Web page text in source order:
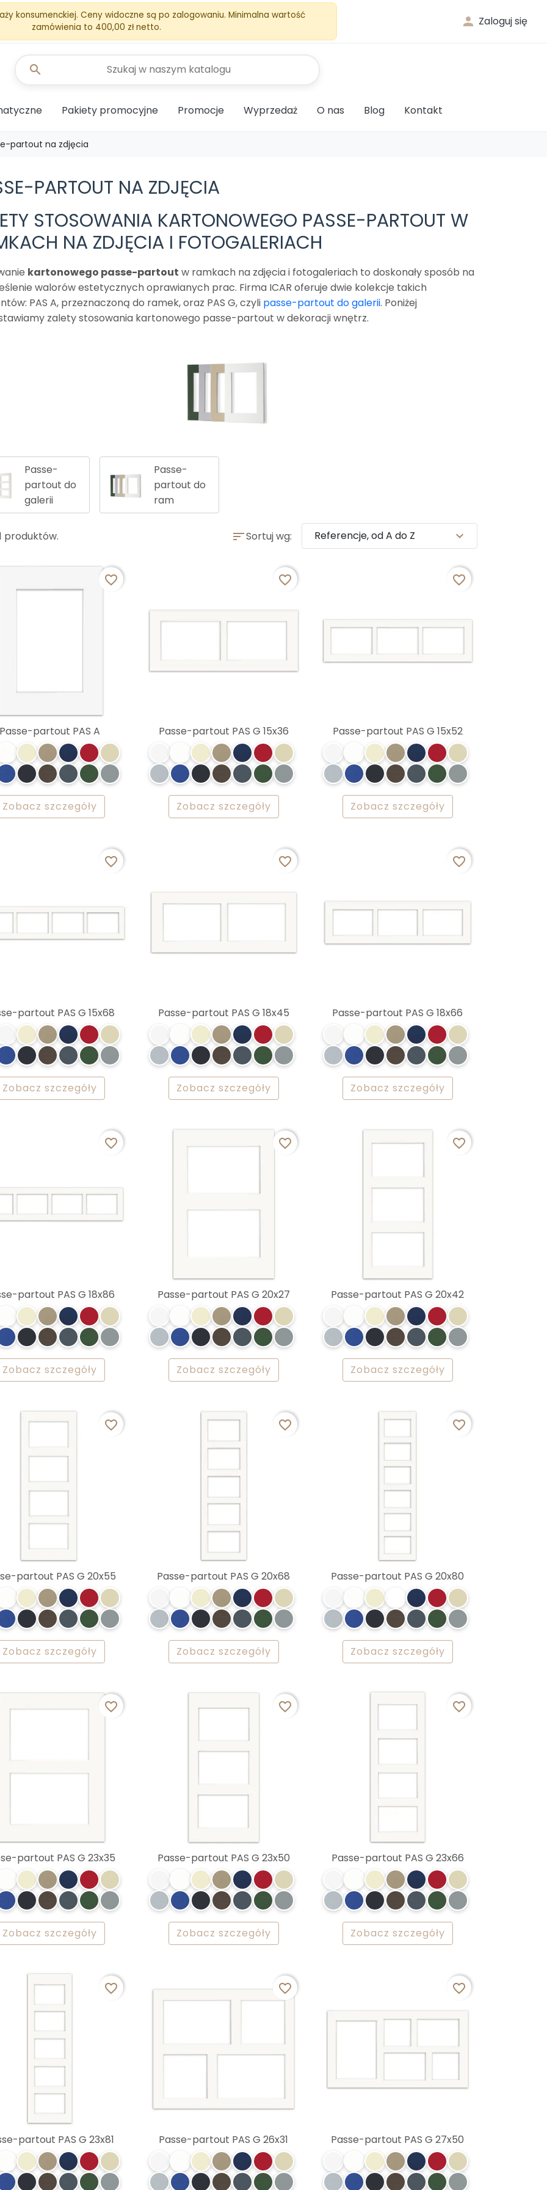
 Zaloguj się
konsumenckiej. Ceny widoczne są po zalogowaniu. Minimalna wartość
zamówienia to 400,00 zł netto.
Pakiety promocyjne Promocje Wyprzedaż O nas Blog Kontakt
search
partout na zdjęcia
PARTOUT NA ZDJĘCIA
STOSOWANIA KARTONOWEGO PASSE-PARTOUT W
NA ZDJĘCIA I FOTOGALERIACH
kartonowego passe-partout w ramkach na zdjęcia i fotogaleriach to doskonały sposób na
walorów estetycznych oprawianych prac. Firma ICAR oferuje dwie kolekcje takich
PAS A, przeznaczoną do ramek, oraz PAS G, czyli passe-partout do galerii. Poniżej
zalety stosowania kartonowego passe-partout w dekoracji wnętrz.
Passe-
partout do
galerii
Passe-
partout do
ram
produktów. sortSortuj wg: Referencje, od A do Z expand_more
favorite_border
partout PAS A
Zobacz szczegóły
favorite_border
Passe-partout PAS G 15x36
Zobacz szczegóły
favorite_border
Passe-partout PAS G 15x52
Zobacz szczegóły
favorite_border
partout PAS G 15x68
Zobacz szczegóły
favorite_border
Passe-partout PAS G 18x45
Zobacz szczegóły
favorite_border
Passe-partout PAS G 18x66
Zobacz szczegóły
favorite_border
partout PAS G 18x86
Zobacz szczegóły
favorite_border
Passe-partout PAS G 20x27
Zobacz szczegóły
favorite_border
Passe-partout PAS G 20x42
Zobacz szczegóły
favorite_border
partout PAS G 20x55
Zobacz szczegóły
favorite_border
Passe-partout PAS G 20x68
Zobacz szczegóły
favorite_border
Passe-partout PAS G 20x80
Zobacz szczegóły
favorite_border
partout PAS G 23x35
Zobacz szczegóły
favorite_border
Passe-partout PAS G 23x50
Zobacz szczegóły
favorite_border
Passe-partout PAS G 23x66
Zobacz szczegóły
favorite_border
partout PAS G 23x81
favorite_border
Passe-partout PAS G 26x31
favorite_border
Passe-partout PAS G 27x50